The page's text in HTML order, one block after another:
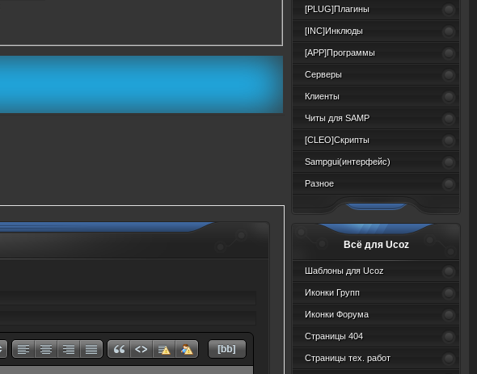
[PLUG]Плагины
[INC]Инклюды
[APP]Программы
Серверы
Клиенты
Читы для SAMP
[CLEO]Скрипты
Sampgui(интерфейс)
Разное
Всё для Ucoz
Шаблоны для Ucoz
Иконки Групп
Иконки Форума
Страницы 404
Страницы тех. работ